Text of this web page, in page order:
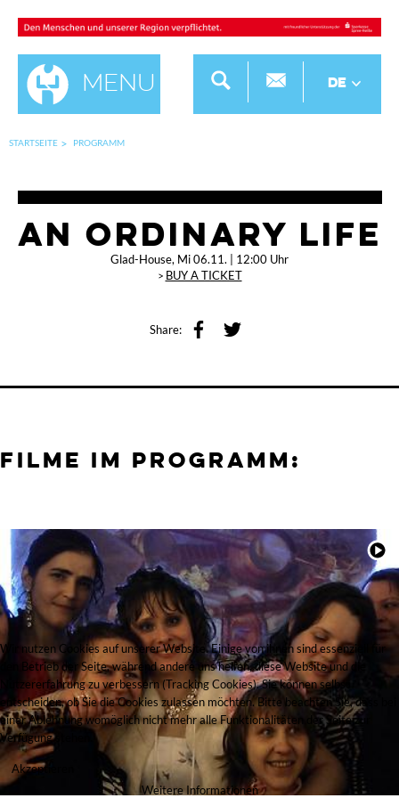
Menu DE
STARTSEITE PROGRAMM
AN ORDINARY LIFE
Glad-House, Mi 06.11. | 12:00 Uhr
BUY A TICKET
Share:
Filme im Programm:
Wir nutzen Cookies auf unserer Website. Einige von ihnen sind essenziell für
den Betrieb der Seite, während andere uns helfen, diese Website und die
Nutzererfahrung zu verbessern (Tracking Cookies). Sie können selbst
entscheiden, ob Sie die Cookies zulassen möchten. Bitte beachten Sie, dass bei
einer Ablehnung womöglich nicht mehr alle Funktionalitäten der Seite zur
Verfügung stehen.
Akzeptieren
Weitere Informationen